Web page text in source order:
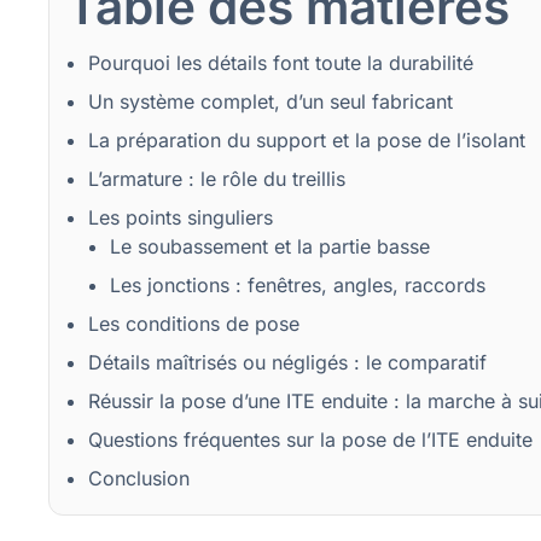
Pourquoi les détails font toute la durabilité
Un système complet, d’un seul fabricant
La préparation du support et la pose de l’isolant
L’armature : le rôle du treillis
Les points singuliers
Le soubassement et la partie basse
Les jonctions : fenêtres, angles, raccords
Les conditions de pose
Détails maîtrisés ou négligés : le comparatif
Réussir la pose d’une ITE enduite : la marche à
Questions fréquentes sur la pose de l’ITE enduite
Conclusion